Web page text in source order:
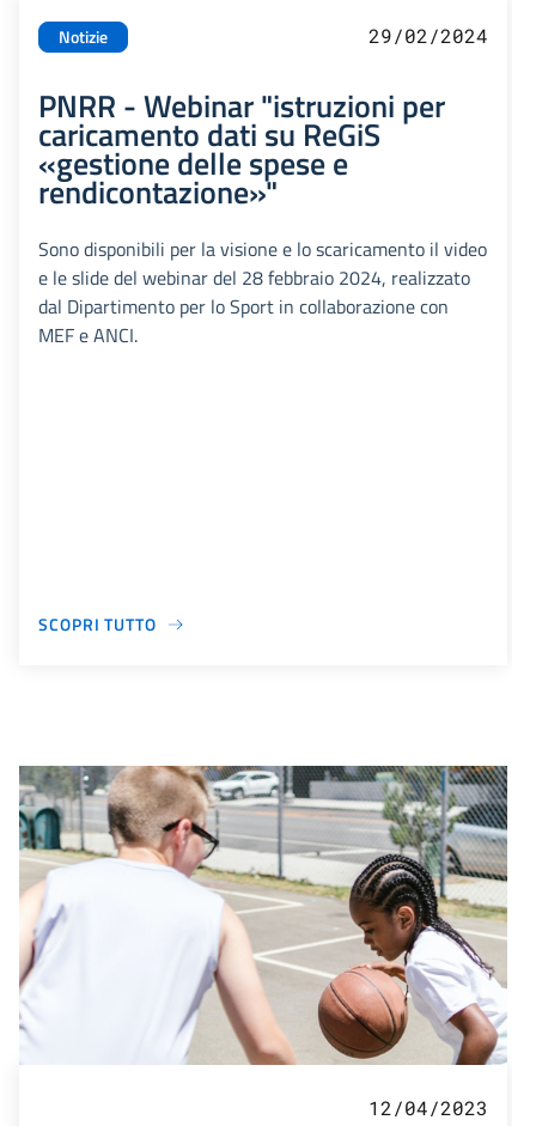
Notizie 29/02/2024
PNRR - Webinar "istruzioni per
caricamento dati su ReGiS
«gestione delle spese e
rendicontazione»"
Sono disponibili per la visione e lo scaricamento il video
e le slide del webinar del 28 febbraio 2024, realizzato
dal Dipartimento per lo Sport in collaborazione con
MEF e ANCI.
SCOPRI TUTTO
12/04/2023